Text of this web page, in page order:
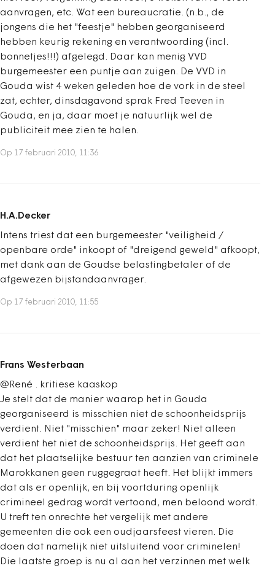
aanvragen, etc. Wat een bureaucratie. (n.b., de
jongens die het "feestje" hebben georganiseerd
hebben keurig rekening en verantwoording (incl.
bonnetjes!!!) afgelegd. Daar kan menig VVD
burgemeester een puntje aan zuigen. De VVD in
Gouda wist 4 weken geleden hoe de vork in de steel
zat, echter, dinsdagavond sprak Fred Teeven in
Gouda, en ja, daar moet je natuurlijk wel de
publiciteit mee zien te halen.
Op 17 februari 2010, 11:36
H.A.Decker
Intens triest dat een burgemeester "veiligheid /
openbare orde" inkoopt of "dreigend geweld" afkoopt,
met dank aan de Goudse belastingbetaler of de
afgewezen bijstandaanvrager.
Op 17 februari 2010, 11:55
Frans Westerbaan
@René . kritiese kaaskop
Je stelt dat de manier waarop het in Gouda
georganiseerd is misschien niet de schoonheidsprijs
verdient. Niet "misschien" maar zeker! Niet alleen
verdient het niet de schoonheidsprijs. Het geeft aan
dat het plaatselijke bestuur ten aanzien van criminele
Marokkanen geen ruggegraat heeft. Het blijkt immers
dat als er openlijk, en bij voortduring openlijk
crimineel gedrag wordt vertoond, men beloond wordt.
U treft ten onrechte het vergelijk met andere
gemeenten die ook een oudjaarsfeest vieren. Die
doen dat namelijk niet uitsluitend voor criminelen!
Die laatste groep is nu al aan het verzinnen met welk